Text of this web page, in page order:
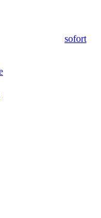
sofort